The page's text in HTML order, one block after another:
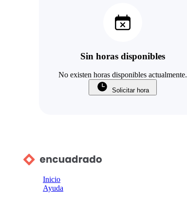
Sin horas disponibles
No existen horas disponibles actualmente.
Solicitar hora
Inicio
Ayuda